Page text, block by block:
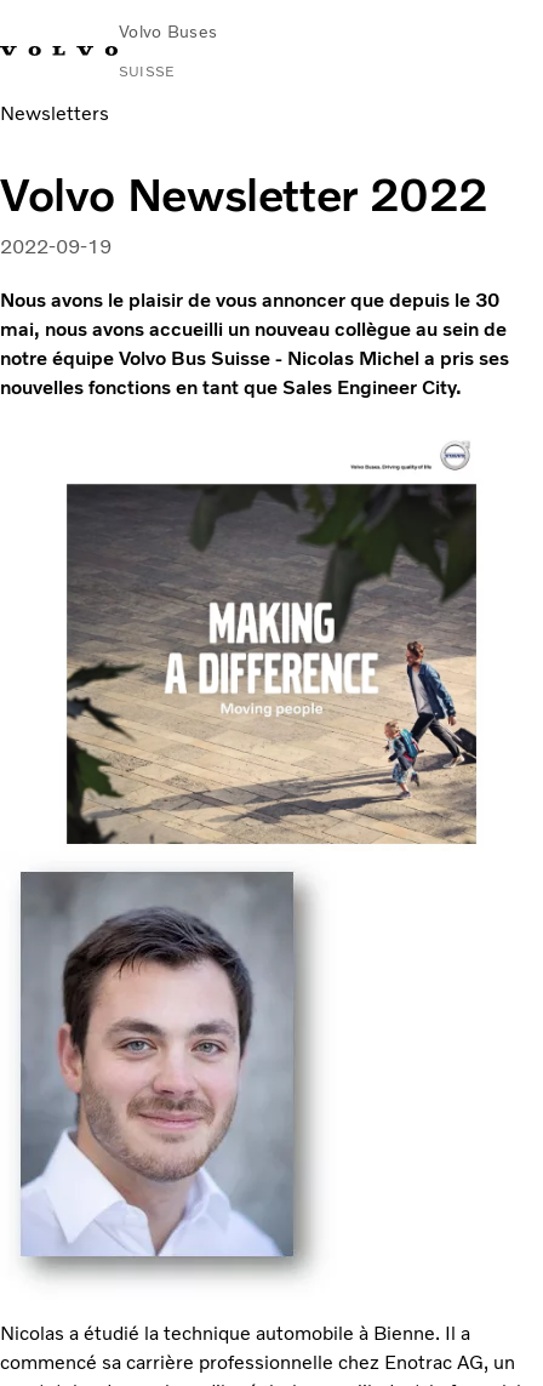
Volvo Buses
SUISSE
Newsletters
Volvo Newsletter 2022
2022-09-19
Nous avons le plaisir de vous annoncer que depuis le 30
mai, nous avons accueilli un nouveau collègue au sein de
notre équipe Volvo Bus Suisse - Nicolas Michel a pris ses
nouvelles fonctions en tant que Sales Engineer City.
Nicolas a étudié la technique automobile à Bienne. Il a
commencé sa carrière professionnelle chez Enotrac AG, un